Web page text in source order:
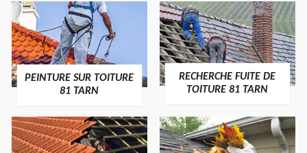
PEINTURE SUR TOITURE
81 TARN
RECHERCHE FUITE DE
TOITURE 81 TARN